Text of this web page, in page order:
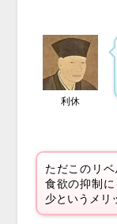
利休
ただこのリ
食欲の抑制
少というメリ